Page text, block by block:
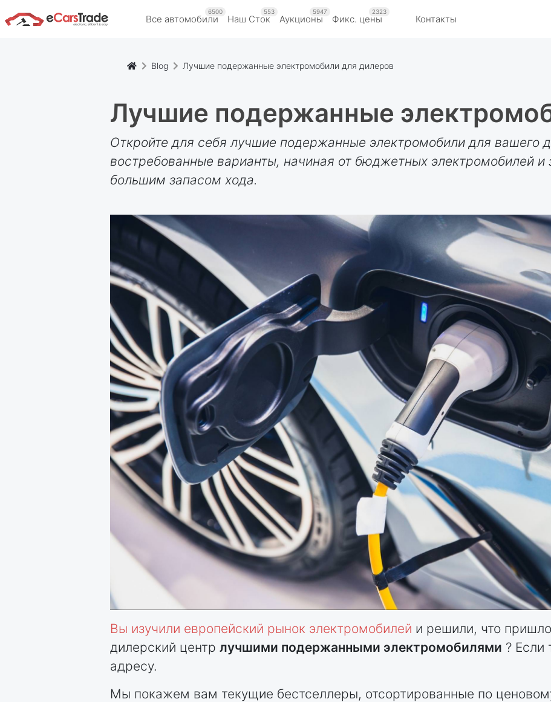
Все автомобили
6500
Наш Cток
553
Аукционы
5947
Фикс. цены
2323
Контакты
Blog Лучшие подержанные электромобили для дилеров
Лучшие подержанные
Откройте для себя лучшие подержанные электромобили для вашего
востребованные варианты, начиная от бюджетных электромобилей и
большим запасом хода.
Вы изучили европейский рынок электромобилей и решили, что
дилерский центр лучшими подержанными электромобилями ? Если
адресу.
Мы покажем вам текущие бестселлеры, отсортированные по